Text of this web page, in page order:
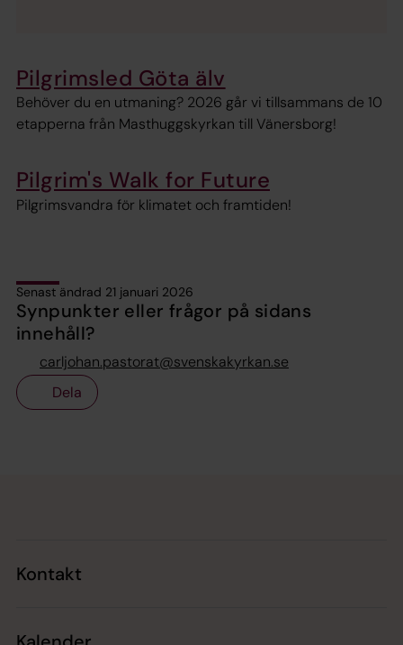
Pilgrimsled Göta älv
Behöver du en utmaning? 2026 går vi tillsammans de 10
etapperna från Masthuggskyrkan till Vänersborg!
Pilgrim's Walk for Future
Pilgrimsvandra för klimatet och framtiden!
Senast ändrad 21 januari 2026
Synpunkter eller frågor på sidans
innehåll?
carljohan.pastorat@svenskakyrkan.se
Dela
Kontakt